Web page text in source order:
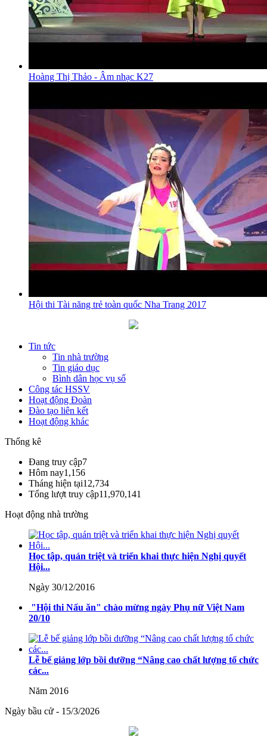
Hoàng Thị Thảo - Âm nhạc K27
Hội thi Tài năng trẻ toàn quốc Nha Trang 2017
Tin tức
Tin nhà trường
Tin giáo dục
Bình dân học vụ số
Công tác HSSV
Hoạt động Đoàn
Đào tạo liên kết
Hoạt động khác
Thống kê
Đang truy cập7
Hôm nay1,156
Tháng hiện tại12,734
Tổng lượt truy cập11,970,141
Hoạt động nhà trường
Học tập, quán triệt và triển khai thực hiện Nghị quyết
Hội...
Ngày 30/12/2016
"Hội thi Nấu ăn" chào mừng ngày Phụ nữ Việt Nam
20/10
Lễ bế giảng lớp bồi dưỡng “Nâng cao chất lượng tổ chức
các...
Năm 2016
Ngày bầu cử - 15/3/2026